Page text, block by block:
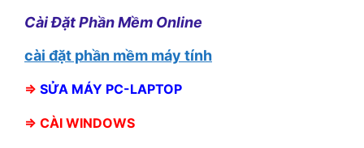
Cài Đặt Phần Mềm Online
cài đặt phần mềm máy tính
⇒ SỬA MÁY PC-LAPTOP
⇒ CÀI WINDOWS